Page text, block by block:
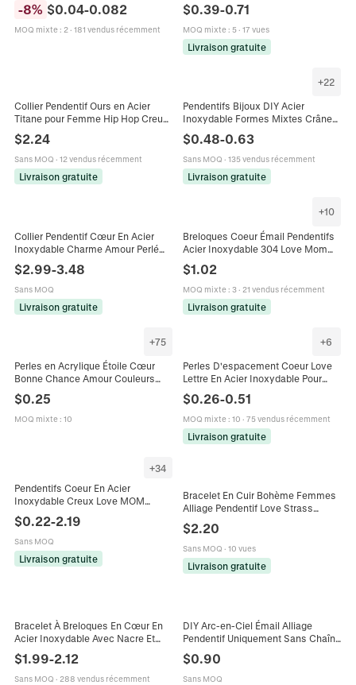
OK Victoire Je T'aime Signe
-8% $0.04-0.082
MOQ mixte: 2· 181 vendus récemment
Amour Maman Bijoux Pour
Femmes
$0.39-0.71
MOQ mixte: 5· 17 vues
Livraison gratuite
Collier Pendentif Ours en Acier
Titane pour Femme Hip Hop Creux
Coeur Amour Lettre Chaîne
Gourmette Bijoux Accessoire
Quotidien
$2.24
Sans MOQ · 12 vendus récemment
Livraison gratuite
+22
Pendentifs Bijoux DIY Acier
Inoxydable Formes Mixtes Crâne
Cœur Couronne Main De Hamsa
Amour Accessoires Création
$0.48-0.63
Sans MOQ · 135 vendus récemment
Livraison gratuite
Collier Pendentif Cœur En Acier
Inoxydable Charme Amour Perlé
Élégant Poli Plaqué Or 18K
$2.99-3.48
Sans MOQ
Livraison gratuite
+10
Breloques Coeur Émail Pendentifs
Acier Inoxydable 304 Love Mom
Bijoux
$1.02
MOQ mixte: 3· 21 vendus récemment
Livraison gratuite
+75
Perles en Acrylique Étoile Cœur
Bonne Chance Amour Couleurs
Assorties Fabrication de Bijoux DIY
Breloques Intercalaires pour
Bracelets Colliers Porte-clés
$0.25
MOQ mixte: 10
+6
Perles D'espacement Coeur Love
Lettre En Acier Inoxydable Pour
Fabrication De Bijoux Bricolage
Bracelet Collier Style Baroque
$0.26-0.51
MOQ mixte: 10 · 75 vendus récemment
Livraison gratuite
+34
Pendentifs Coeur En Acier
Inoxydable Creux Love MOM
Inscription Strass Poli Charmes
Pour DIY Collier Bijoux
$0.22-2.19
Sans MOQ
Livraison gratuite
Bracelet En Cuir Bohème Femmes
Alliage Pendentif Love Strass
Perles Cristal Fermoir Magnétique
Bijoux Multicouches
$2.20
Sans MOQ · 10 vues
Livraison gratuite
Bracelet À Breloques En Cœur En
Acier Inoxydable Avec Nacre Et
Réglables Pour Femmes
$1.99-2.12
Sans MOQ · 288 vendus récemment
DIY Arc-en-Ciel Émail Alliage
Pendentif Uniquement Sans Chaîne
Création De Bijoux Bracelet Collier
$0.90
Sans MOQ